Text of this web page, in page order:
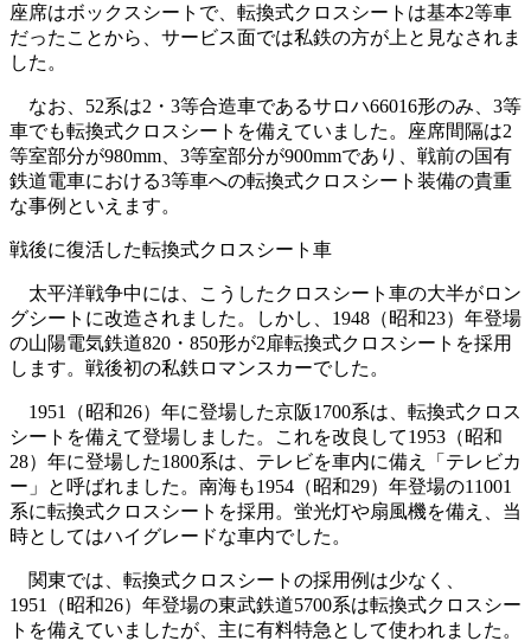
座席はボックスシートで、転換式クロスシートは基本2等車
だったことから、サービス面では私鉄の方が上と見なされま
した。
なお、52系は2・3等合造車であるサロハ66016形のみ、3等
車でも転換式クロスシートを備えていました。座席間隔は2
等室部分が980mm、3等室部分が900mmであり、戦前の国有
鉄道電車における3等車への転換式クロスシート装備の貴重
な事例といえます。
戦後に復活した転換式クロスシート車
太平洋戦争中には、こうしたクロスシート車の大半がロン
グシートに改造されました。しかし、1948（昭和23）年登場
の山陽電気鉄道820・850形が2扉転換式クロスシートを採用
します。戦後初の私鉄ロマンスカーでした。
1951（昭和26）年に登場した京阪1700系は、転換式クロス
シートを備えて登場しました。これを改良して1953（昭和
28）年に登場した1800系は、テレビを車内に備え「テレビカ
ー」と呼ばれました。南海も1954（昭和29）年登場の11001
系に転換式クロスシートを採用。蛍光灯や扇風機を備え、当
時としてはハイグレードな車内でした。
関東では、転換式クロスシートの採用例は少なく、
1951（昭和26）年登場の東武鉄道5700系は転換式クロスシー
トを備えていましたが、主に有料特急として使われました。